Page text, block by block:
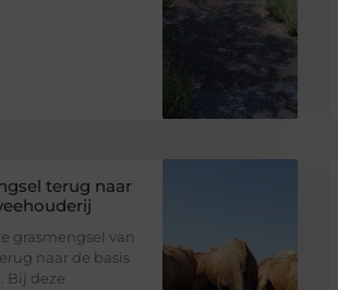
terug naar
grasmengsel van
naar de basis
Bij deze